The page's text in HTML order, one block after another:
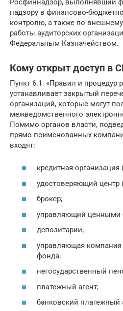
надзору в финансово-
контролю, а также по
работы аудиторских
Федеральным Казначейством.
Кому открыт доступ в
Пункт 6.1. «Правил и процедур
устанавливает закрытый
организаций, которые могут
межведомственного
Помимо органов власти,
прямо поименованных
входят:
кредитная организация
удостоверяющий центр
брокер;
управляющий ценными
депозитарии;
управляющая компания
фонда;
негосударственный
платежный агент;
банковский платежный